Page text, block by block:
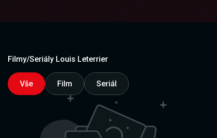
Filmy/Seriály Louis Leterrier
Vše Film Seriál